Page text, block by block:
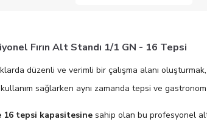
Fırın Alt Standı 1/1 GN - 16 Tepsi
düzenli ve verimli bir çalışma alanı
sağlarken aynı zamanda tepsi ve
16 tepsi kapasitesine sahip olan bu profesyonel